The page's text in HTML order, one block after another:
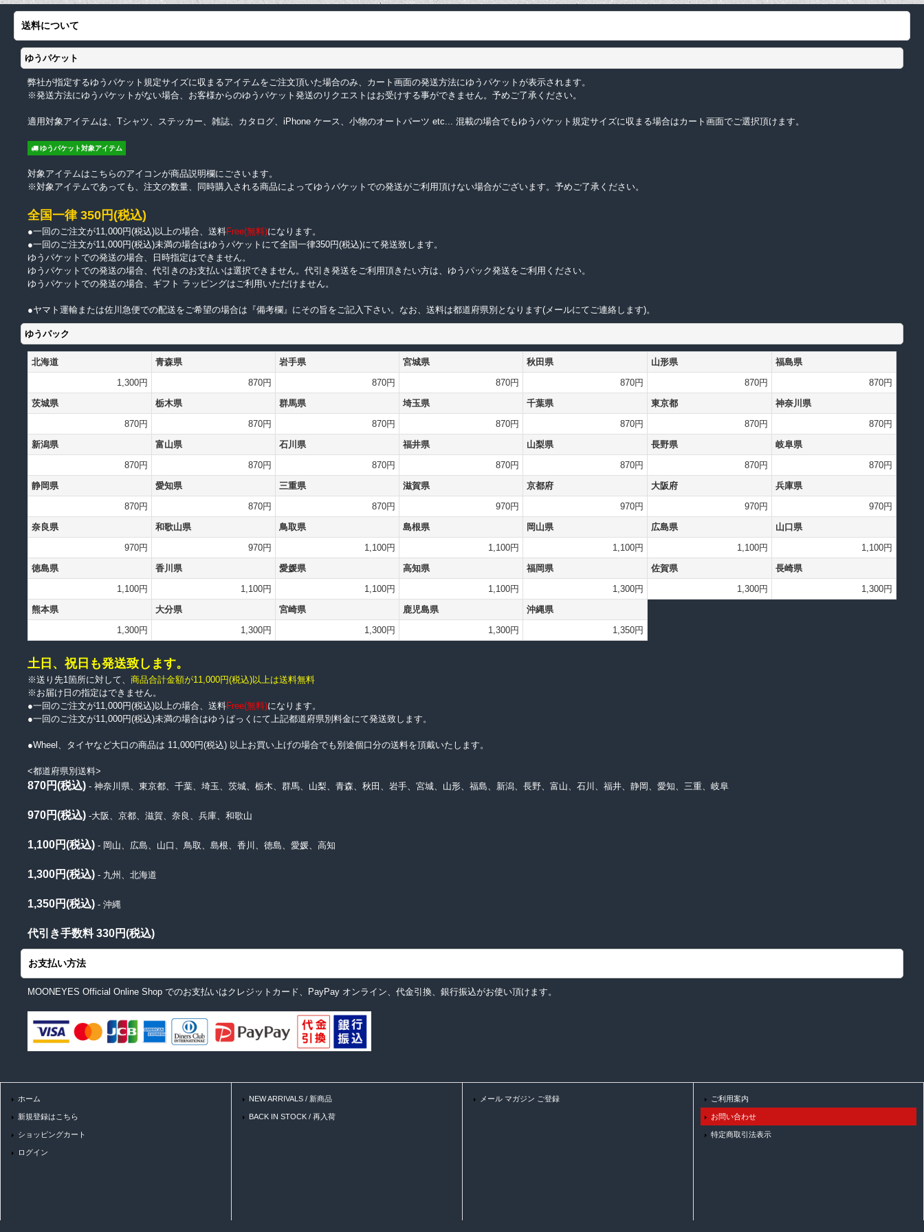
送料について
ゆうパケット
弊社が指定するゆうパケット規定サイズに収まるアイテムをご注文頂いた場合のみ、カート画面の発送方法にゆうパケットが表示されます。
※発送方法にゆうパケットがない場合、お客様からのゆうパケット発送のリクエストはお受けする事ができません。予めご了承ください。
適用対象アイテムは、Tシャツ、ステッカー、雑誌、カタログ、iPhone ケース、小物のオートパーツ etc... 混載の場合でもゆうパケット規定サイズに収まる場合はカート画面でご選択頂けます。
ゆうパケット対象アイテム
対象アイテムはこちらのアイコンが商品説明欄にごさいます。
※対象アイテムであっても、注文の数量、同時購入される商品によってゆうパケットでの発送がご利用頂けない場合がございます。予めご了承ください。
全国一律 350円(税込)
●一回のご注文が11,000円(税込)以上の場合、送料Free(無料)になります。
●一回のご注文が11,000円(税込)未満の場合はゆうパケットにて全国一律350円(税込)にて発送致します。
ゆうパケットでの発送の場合、日時指定はできません。
ゆうパケットでの発送の場合、代引きのお支払いは選択できません。代引き発送をご利用頂きたい方は、ゆうパック発送をご利用ください。
ゆうパケットでの発送の場合、ギフト ラッピングはご利用いただけません。
●ヤマト運輸または佐川急便での配送をご希望の場合は『備考欄』にその旨をご記入下さい。なお、送料は都道府県別となります(メールにてご連絡します)。
ゆうパック
北海道 青森県 岩手県 宮城県 秋田県 山形県
福島県
1,300円
870円 870円 870円 870円 870円
870円
茨城県
栃木県 群馬県 埼玉県 千葉県 東京都
神奈川県
870円
870円 870円 870円 870円 870円
870円
新潟県
富山県 石川県 福井県 山梨県 長野県
岐阜県
870円
870円 870円 870円 870円 870円
870円
静岡県
愛知県 三重県 滋賀県 京都府 大阪府
兵庫県
870円
870円 870円 970円 970円 970円
970円
奈良県
和歌山県 鳥取県 島根県 岡山県 広島県
山口県
970円
970円 1,100円 1,100円 1,100円 1,100円
1,100円
徳島県
香川県 愛媛県 高知県 福岡県 佐賀県
長崎県
1,100円
1,100円 1,100円 1,100円 1,300円 1,300円
1,300円
熊本県
大分県 宮崎県 鹿児島県
沖縄県
1,300円
1,300円 1,300円 1,300円 1,350円
土日、祝日も発送致します。
※送り先1箇所に対して、 商品合計金額が11,000円(税込)以上は送料無料
※お届け日の指定はできません。
●一回のご注文が11,000円(税込)以上の場合、送料Free(無料)になります。
●一回のご注文が11,000円(税込)未満の場合はゆうぱっくにて上記都道府県別料金にて発送致します。
●Wheel、タイヤなど大口の商品は 11,000円(税込) 以上お買い上げの場合でも別途個口分の送料を頂戴いたします。
<都道府県別送料>
870円(税込) - 神奈川県、東京都、千葉、埼玉、茨城、栃木、群馬、山梨、青森、秋田、岩手、宮城、山形、福島、新潟、長野、富山、石川、福井、静岡、愛知、三重、岐阜
970円(税込) -大阪、京都、滋賀、奈良、兵庫、和歌山
1,100円(税込) - 岡山、広島、山口、鳥取、島根、香川、徳島、愛媛、高知
1,300円(税込) - 九州、北海道
1,350円(税込) - 沖縄
代引き手数料 330円(税込)
お支払い方法
MOONEYES Official Online Shop でのお支払いはクレジットカード、PayPay オンライン、代金引換、銀行振込がお使い頂けます。
ホーム
新規登録はこちら
ショッピングカート
ログイン
NEW ARRIVALS / 新商品
BACK IN STOCK / 再入荷
メール マガジン ご登録 ご利用案内
お問い合わせ
特定商取引法表示